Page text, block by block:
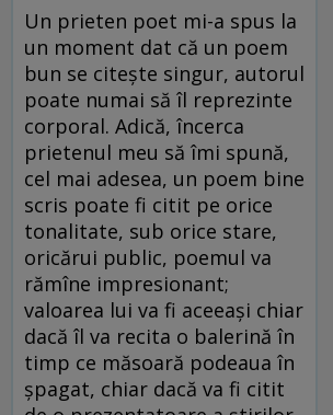
Un prieten poet mi-a spus la
un moment dat că un poem
bun se citește singur, autorul
poate numai să îl reprezinte
corporal. Adică, încerca
prietenul meu să îmi spună,
cel mai adesea, un poem bine
scris poate fi citit pe orice
tonalitate, sub orice stare,
oricărui public, poemul va
rămîne impresionant;
valoarea lui va fi aceeași chiar
dacă îl va recita o balerină în
timp ce măsoară podeaua în
șpagat, chiar dacă va fi citit